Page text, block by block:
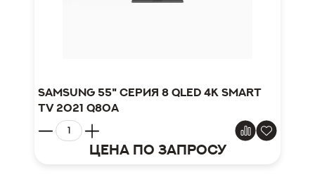
Samsung 55" серия 8 QLED 4K Smart
TV 2021 Q80A
Цена по запросу